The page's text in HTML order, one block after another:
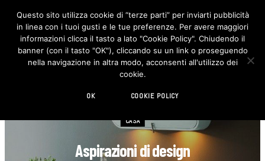
F
c
e
b
o
I
n
s
t
CASA
Aspirazioni di design
Questo sito utilizza cookie di “terze parti” per inviarti pubblicità
in linea con i tuoi gusti e le tue preferenze. Per avere maggiori
informazioni clicca il tasto a lato "Cookie Policy". Chiudendo il
banner (con il tasto "OK"), cliccando su un link o proseguendo
nella navigazione in altra modo, acconsenti all'utilizzo dei
cookie.
OK COOKIE POLICY